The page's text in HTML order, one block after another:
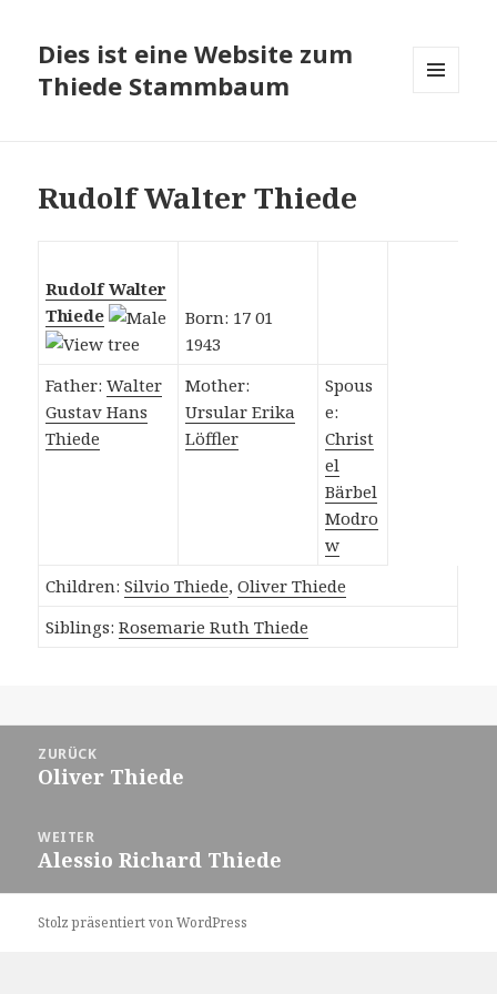
Dies ist eine Website zum
Thiede Stammbaum
Rudolf Walter Thiede
Rudolf Walter
Thiede
Born: 17 01
1943
Father:Walter
Gustav Hans
Thiede
Mother:
Ursular Erika
Löffler
Spous
e:
Christ
el
Bärbel
Modro
w
Children:Silvio Thiede,Oliver Thiede
Siblings:Rosemarie Ruth Thiede
ZURÜCK
Vorheriger
Oliver Thiede
WEITER
Nächster
Alessio Richard Thiede
Stolz präsentiert von WordPress